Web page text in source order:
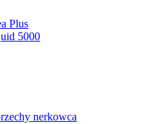
Plus
5000
nerkowca